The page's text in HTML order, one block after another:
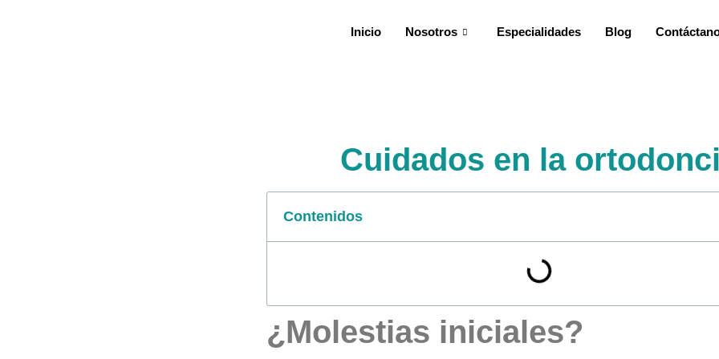
Inicio Nosotros Especialidades Blog
Cuidados en la
Contenidos
¿Molestias iniciales?